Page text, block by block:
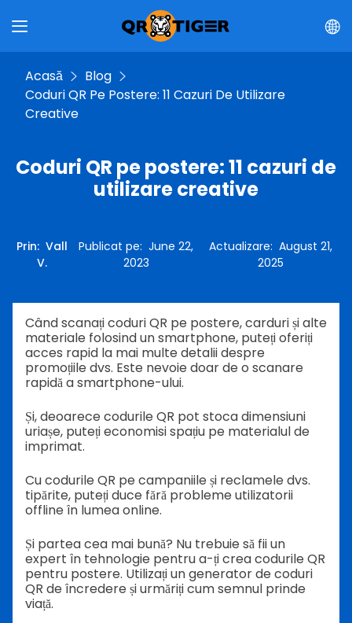
Acasă
Blog
Coduri QR Pe Postere: 11 Cazuri De Utilizare
Creative
Coduri QR pe postere: 11 cazuri de
utilizare creative
Prin: Vall
V.
Publicat pe:June 22,
2023
Actualizare: August 21,
2025
Când scanați coduri QR pe postere, carduri și alte
materiale folosind un smartphone, putețioferiți
acces rapid la mai multe detalii despre
promoțiile dvs. Este nevoie doar de o scanare
rapidă a smartphone-ului.
Și, deoarece codurile QR pot stoca dimensiuni
uriașe, puteți economisi spațiu pe materialul de
imprimat.
Cu codurile QR pe campaniile și reclamele dvs.
tipărite, puteți duce fără probleme utilizatorii
offline în lumea online.
Și partea cea mai bună? Nu trebuie să fii un
expert în tehnologie pentru a-ți crea codurile QR
pentru postere. Utilizați un generator de coduri
QR de încredere și urmăriți cum semnul prinde
viață.